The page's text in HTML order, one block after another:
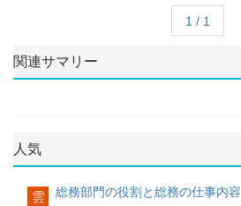
1 / 1
関連サマリー
人気
雲 総務部門の役割と総務の仕事内容